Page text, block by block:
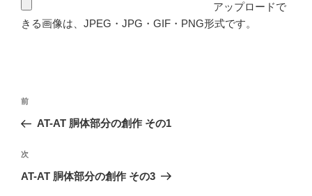
アップロードで
きる画像は、JPEG・JPG・GIF・PNG形式です。
投
ナ
ビ
ゲ
前
の
稿
前
AT-AT 胴体部分の創作 その1
次
の
次
AT-AT 胴体部分の創作 その3